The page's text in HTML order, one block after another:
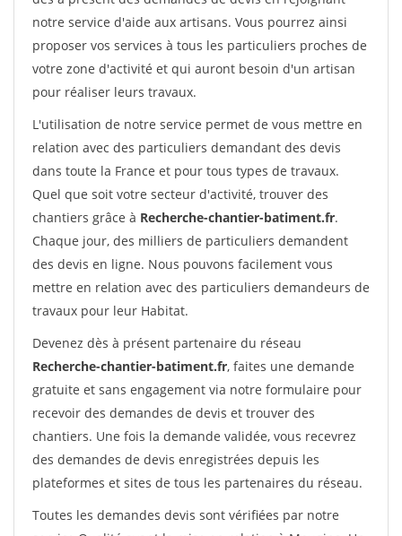
notre service d'aide aux artisans. Vous pourrez ainsi
proposer vos services à tous les particuliers proches de
votre zone d'activité et qui auront besoin d'un artisan
pour réaliser leurs travaux.
L'utilisation de notre service permet de vous mettre en
relation avec des particuliers demandant des devis
dans toute la France et pour tous types de travaux.
Quel que soit votre secteur d'activité, trouver des
chantiers grâce à Recherche-chantier-batiment.fr.
Chaque jour, des milliers de particuliers demandent
des devis en ligne. Nous pouvons facilement vous
mettre en relation avec des particuliers demandeurs de
travaux pour leur Habitat.
Devenez dès à présent partenaire du réseau
Recherche-chantier-batiment.fr, faites une demande
gratuite et sans engagement via notre formulaire pour
recevoir des demandes de devis et trouver des
chantiers. Une fois la demande validée, vous recevrez
des demandes de devis enregistrées depuis les
plateformes et sites de tous les partenaires du réseau.
Toutes les demandes devis sont vérifiées par notre